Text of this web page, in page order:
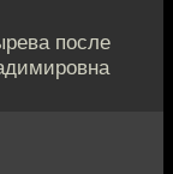
после